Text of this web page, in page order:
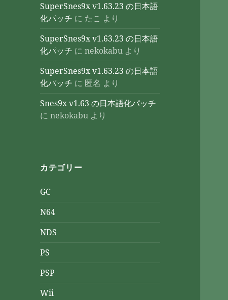
SuperSnes9x v1.63.23 の日本語
化パッチ に たこ より
SuperSnes9x v1.63.23 の日本語
化パッチ にnekokabu より
SuperSnes9x v1.63.23 の日本語
化パッチ に 匿名 より
Snes9x v1.63 の日本語化パッチ
にnekokabu より
カテゴリー
GC
N64
NDS
PS
PSP
Wii